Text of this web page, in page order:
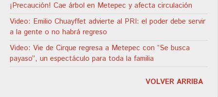
¡Precaución! Cae árbol en Metepec y afecta circulación
Video: Emilio Chuayffet advierte al PRI: el poder debe servir
a la gente o no habrá regreso
Video: Vie de Cirque regresa a Metepec con “Se busca
payaso”, un espectáculo para toda la familia
VOLVER ARRIBA